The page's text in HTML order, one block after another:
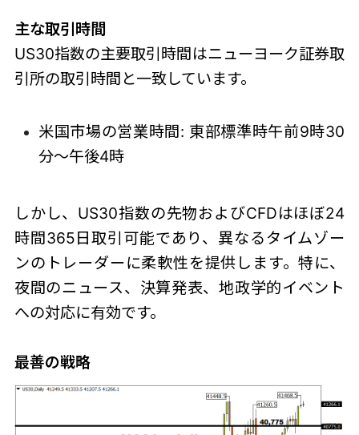
主な取引時間
US30指数の主要取引時間はニューヨーク証券取
引所の取引時間と一致しています。
米国市場の営業時間: 東部標準時午前9時30
分～午後4時
しかし、 US30指数の先物およびCFDはほぼ24
時間365日取引可能であり、異なるタイムゾー
ンのトレーダーに柔軟性を提供します。特に、
夜間のニュース、決算発表、地政学的イベント
への対応に有効です。
最善の戦略